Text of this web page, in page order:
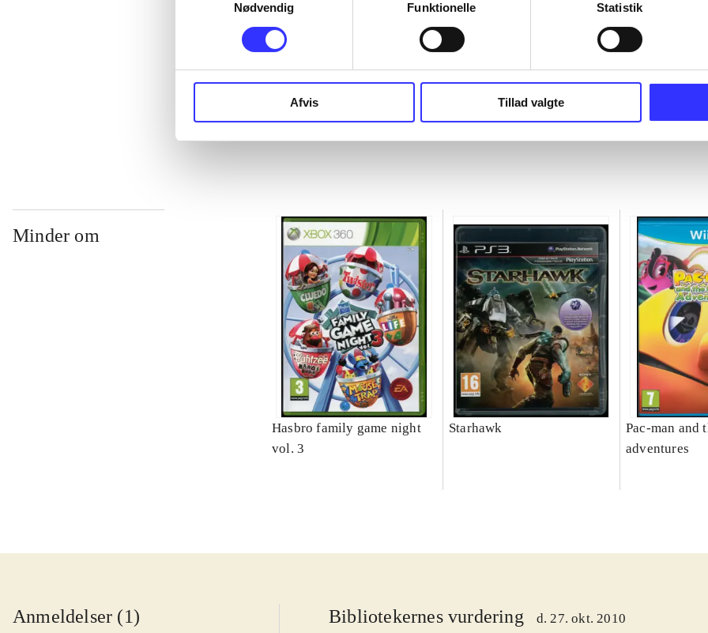
Nødvendig
Funktionelle Statistik
Afvis Tillad valgte
...
Minder om
Hasbro family game night
vol. 3
Starhawk
Pac-man and
adventures
Anmeldelser (1) Bibliotekernes vurdering d. 27. okt. 2010